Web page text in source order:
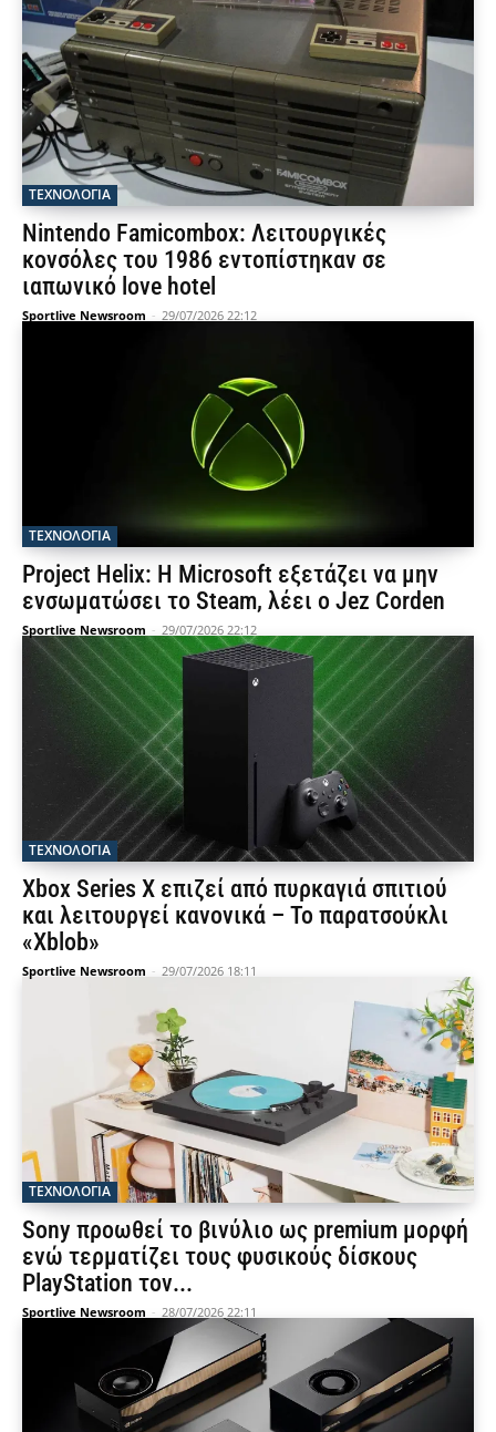
ΤΕΧΝΟΛΟΓΙΑ
Nintendo Famicombox: Λειτουργικές
κονσόλες του 1986 εντοπίστηκαν σε
ιαπωνικό love hotel
Sportlive Newsroom - 29/07/2026 22:12
ΤΕΧΝΟΛΟΓΙΑ
Project Helix: Η Microsoft εξετάζει να μην
ενσωματώσει το Steam, λέει ο Jez Corden
Sportlive Newsroom - 29/07/2026 22:12
ΤΕΧΝΟΛΟΓΙΑ
Xbox Series X επιζεί από πυρκαγιά σπιτιού
και λειτουργεί κανονικά – Το παρατσούκλι
«Xblob»
Sportlive Newsroom - 29/07/2026 18:11
ΤΕΧΝΟΛΟΓΙΑ
Sony προωθεί το βινύλιο ως premium μορφή
ενώ τερματίζει τους φυσικούς δίσκους
PlayStation τον...
Sportlive Newsroom - 28/07/2026 22:11